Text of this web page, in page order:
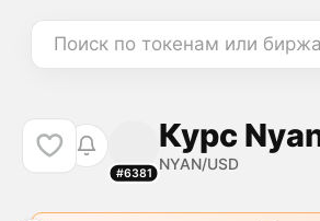
Поиск по токенам или
#6381
Курс
NYAN/USD